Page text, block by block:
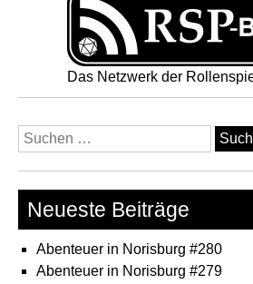
Das Netzwerk der
Suchen
nach:
Neueste Beiträge
Abenteuer in Norisburg #280
Abenteuer in Norisburg #279